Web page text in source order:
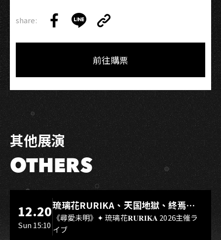
share:
on
on
Link
Copy
前往購票
其他展演
OTHERS
LIVE WAREHOUSE 小庫
12.20
Sun 15:10
琉璃花RURIKA、天国地獄、終焉
Rebirth、DUALIA、無我夢中、花奏
スマイル（O.A.）
《尋愛未明》✦ 琉璃花𝐑𝐔𝐑𝐈𝐊𝐀 2026主催ラ
イブ